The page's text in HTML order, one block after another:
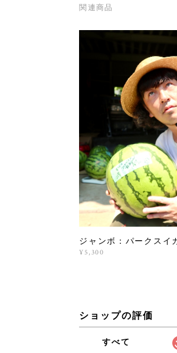
関連商品
ジャンボ：パークスイ
¥5,300
ショップの評価
すべて